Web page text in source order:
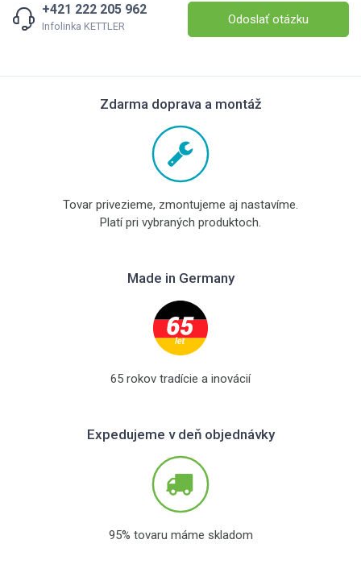
+421 222 205 962
Infolinka KETTLER Odoslať otázku
Zdarma doprava a montáž
Tovar privezieme, zmontujeme aj nastavíme.
Platí pri vybraných produktoch.
Made in Germany
65 rokov tradície a inovácií
Expedujeme v deň objednávky
95% tovaru máme skladom